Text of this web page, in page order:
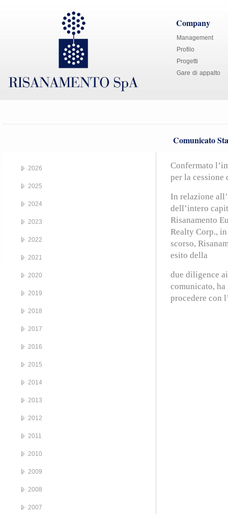
Company
Management
Profilo
Progetti
Gare di appalto
Comunicato
Confermato
per la
In relazione
dell’intero
Risanamento
Realty Corp.,
scorso,
esito della
due diligence
comunicato,
procedere con
2026
2025
2024
2023
2022
2021
2020
2019
2018
2017
2016
2015
2014
2013
2012
2011
2010
2009
2008
2007